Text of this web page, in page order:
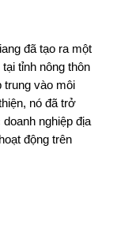
đã tạo ra một
tỉnh nông thôn
trung vào môi
nó đã trở
nghiệp địa
động trên